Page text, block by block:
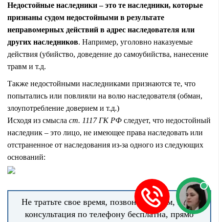
Недостойные наследники – это те наследники, которые
признаны судом недостойными в результате
неправомерных действий в адрес наследователя или
других наследников. Например, уголовно наказуемые
действия (убийство, доведение до самоубийства, нанесение
травм и т.д.
Также недостойными наследниками признаются те, что
попытались или повлияли на волю наследователя (обман,
злоупотребление доверием и т.д.)
Исходя из смысла ст. 1117 ГК РФ следует, что недостойный
наследник – это лицо, не имеющее права наследовать или
отстраненное от наследования из-за одного из следующих
оснований:
Не тратьте свое время, позвоните к нам, наша
консультация по телефону бесплатна, прямо